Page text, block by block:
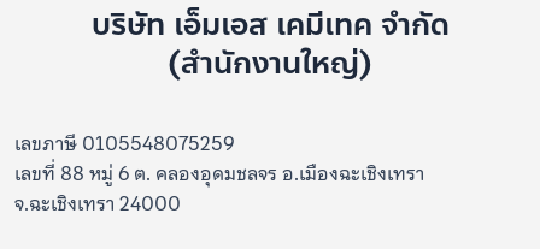
บริษัท เอ็มเอส เคมีเทค จำกัด
(สำนักงานใหญ่)
เลขภาษี 0105548075259
เลขที่ 88 หมู่ 6 ต. คลองอุดมชลจร อ.เมืองฉะเชิงเทรา
จ.ฉะเชิงเทรา 24000